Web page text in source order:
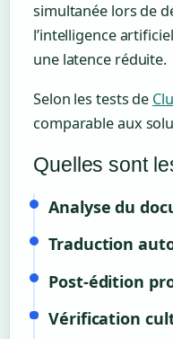
simultanée lors de
l’intelligence
une latence réduite.
Selon les tests de
comparable aux
Quelles sont
Analyse du
Traduction
Post-édition
Vérification